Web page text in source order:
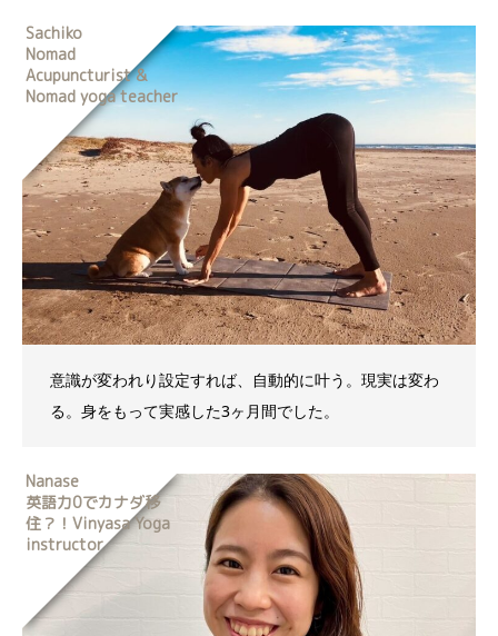
Sachiko
Nomad
Acupuncturist &
Nomad yoga teacher
意識が変われり設定すれば、自動的に叶う。現実は変わ
る。身をもって実感した3ヶ月間でした。
Nanase
英語力0でカナダ移
住？！Vinyasa Yoga
instructor